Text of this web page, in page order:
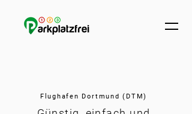
Flughafen Dortmund (DTM)